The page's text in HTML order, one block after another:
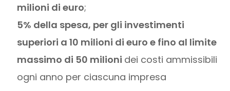
milioni di euro;
5% della spesa, per gli investimenti
superiori a 10 milioni di euro e fino al limite
massimo di 50 milioni dei costi ammissibili
ogni anno per ciascuna impresa